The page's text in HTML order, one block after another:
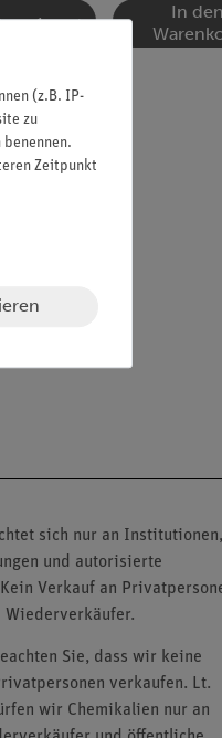
In den
sich nur an Institutionen,
und autorisierte
Verkauf an
Sie, dass wir keine
verkaufen. Lt.
wir Chemikalien nur an
(z.B. IP-
zu
Zeitpunkt